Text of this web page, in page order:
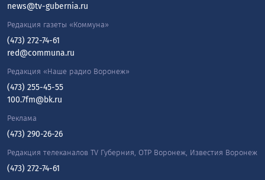
news@tv-gubernia.ru
Редакция газеты «Коммуна»
(473) 272-74-61
red@communa.ru
Редакция «Наше радио Воронеж»
(473) 255-45-55
100.7fm@bk.ru
Реклама
(473) 290-26-26
Редакция телеканалов TV Губерния, ОТР Воронеж, Известия Воронеж
(473) 272-74-61